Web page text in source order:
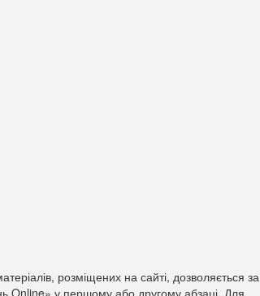
розміщених на сайті, дозволяється за